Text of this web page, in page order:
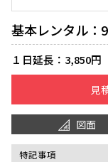
基本レンタル：
１日延長：3,850円
見
図面
特記事項